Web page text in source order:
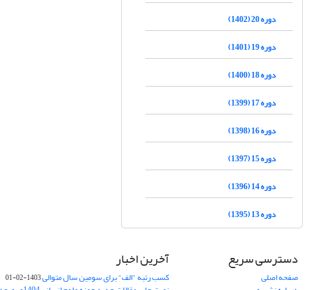
دوره 20 (1402)
دوره 19 (1401)
دوره 18 (1400)
دوره 17 (1399)
دوره 16 (1398)
دوره 15 (1397)
دوره 14 (1396)
دوره 13 (1395)
دسترسی سریع
صفحه اصلی
آخرین اخبار
کسب رتبه "الف" برای سومین سال متوالی1403-02-01